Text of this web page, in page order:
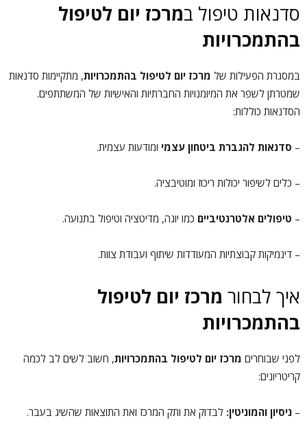
סדנאות טיפול במרכז יום לטיפול
בהתמכרויות
במסגרת הפעילות של מרכז יום לטיפול בהתמכרויות, מתקיימות סדנאות
שמטרתן לשפר את המיומנויות החברתיות והאישיות של המשתתפים.
הסדנאות כוללות:
– סדנאות להגברת ביטחון עצמי ומודעות עצמית.
– כלים לשיפור יכולות ריכוז ומוטיבציה.
– טיפולים אלטרנטיביים כמו יוגה, מדיטציה וטיפול בתנועה.
– דינמיקות קבוצתיות המעודדות שיתוף ועבודת צוות.
איך לבחור מרכז יום לטיפול
בהתמכרויות
לפני שבוחרים מרכז יום לטיפול בהתמכרויות, חשוב לשים לב לכמה
קריטריונים:
– ניסיון והמוניטין: לבדוק את ותק המרכז ואת התוצאות שהשיג בעבר.